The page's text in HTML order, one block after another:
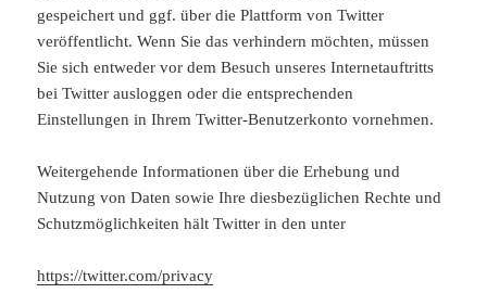
gespeichert und ggf. über die Plattform von Twitter
veröffentlicht. Wenn Sie das verhindern möchten, müssen
Sie sich entweder vor dem Besuch unseres Internetauftritts
bei Twitter ausloggen oder die entsprechenden
Einstellungen in Ihrem Twitter-Benutzerkonto vornehmen.
Weitergehende Informationen über die Erhebung und
Nutzung von Daten sowie Ihre diesbezüglichen Rechte und
Schutzmöglichkeiten hält Twitter in den unter
https://twitter.com/privacy